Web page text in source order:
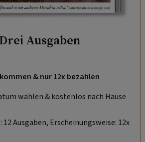
Ausgaben
& nur 12x bezahlen
wählen & kostenlos nach Hause
Ausgaben, Erscheinungsweise: 12x